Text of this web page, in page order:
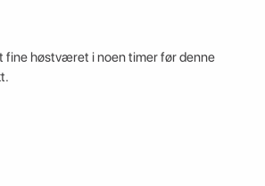
fine høstværet i noen timer før denne